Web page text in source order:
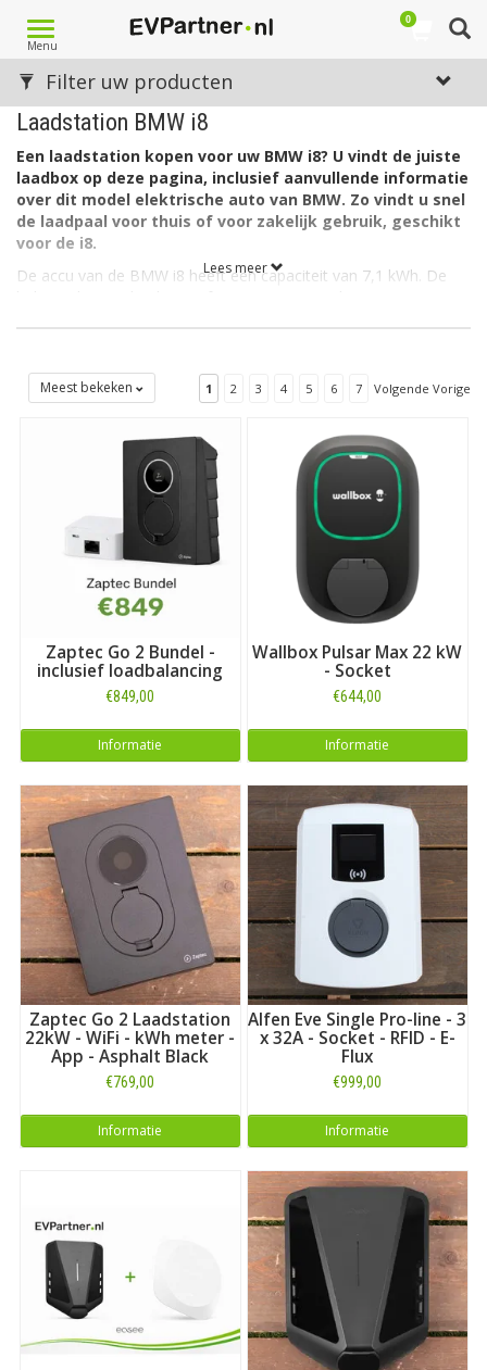
Toggle
navigation
Menu
0
Laadstation BMW i8
Een laadstation kopen voor uw BMW i8? U vindt de juiste
laadbox op deze pagina, inclusief aanvullende informatie
over dit model elektrische auto van BMW. Zo vindt u snel
de laadpaal voor thuis of voor zakelijk gebruik, geschikt
voor de i8.
De accu van de BMW i8 heeft een capaciteit van 7,1 kWh. De
Welk soort laadstation voor de BMW i8?
als gezegd laden via 1 fase met 32 ampère. Hiervoor is een EV
Laadbox Type 2, 1 fase, 32A geschikt.
Op zoek naar een laadpaal voor een andere BMW?Zie dan
ons overzicht met alle
laadstations voor BMW
. Op zoek naar
een laadstation voor een ander merk dan BMW? Maak dan uw
keuze bij ons uitgebreide overzicht met
laadboxen voor alle
automerken
. Of kijk als vermeld direct hieronder voor alle
laadboxen die geschikt zijn voor het model
BMW i8.
Lees meer
Filter uw producten
Meest bekeken 1 2 3 4 5 6 7 Volgende Vorige
Zaptec Go 2 Bundel -
inclusief loadbalancing
€849,00
Informatie
Wallbox Pulsar Max 22 kW
- Socket
€644,00
Informatie
Zaptec Go 2 Laadstation
22kW - WiFi - kWh meter -
App - Asphalt Black
€769,00
Informatie
Alfen Eve Single Pro-line - 3
x 32A - Socket - RFID - E-
Flux
€999,00
Informatie